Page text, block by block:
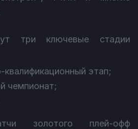
три ключевые стадии
квалификационный этап;
чемпионат;
золотого плей-офф